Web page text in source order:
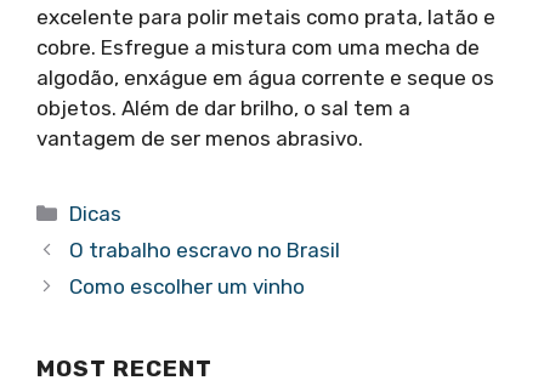
excelente para polir metais como prata, latão e
cobre. Esfregue a mistura com uma mecha de
algodão, enxágue em água corrente e seque os
objetos. Além de dar brilho, o sal tem a
vantagem de ser menos abrasivo.
Categorias
Dicas
O trabalho escravo no Brasil
Como escolher um vinho
MOST RECENT